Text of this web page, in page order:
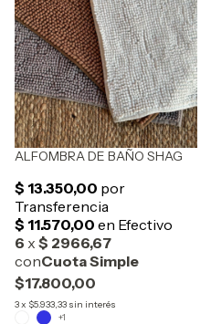
ALFOMBRA DE BAÑO SHAG
$17.800,00
3x $5.933,33 sin interés
+1